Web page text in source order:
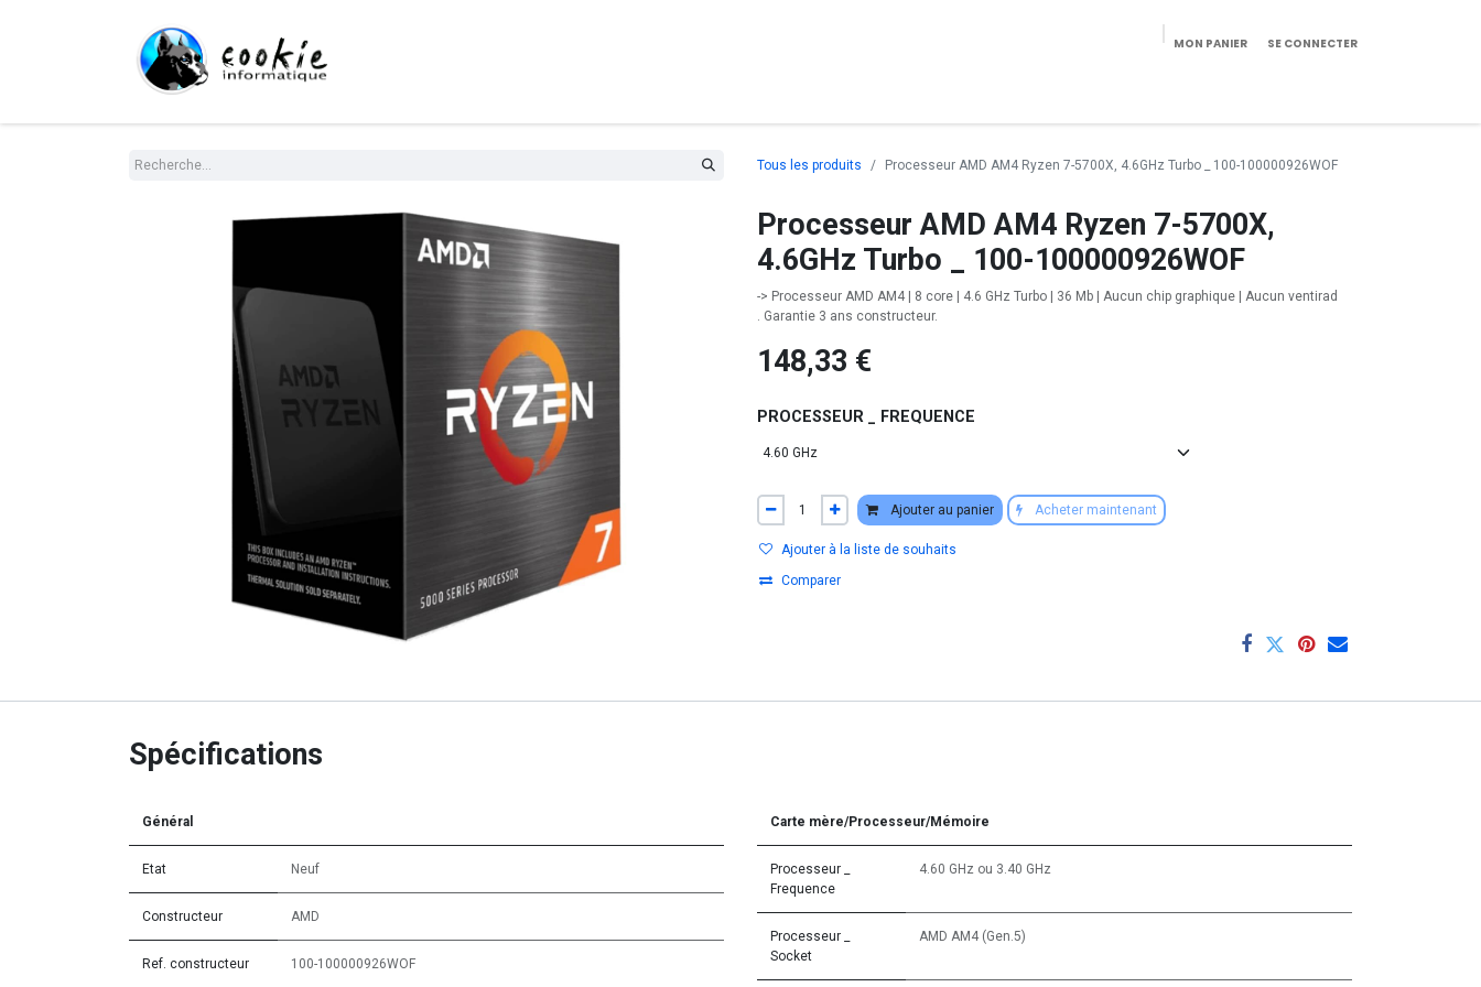
MON PANIER SE CONNECTER
Tous les produits Processeur AMD AM4 Ryzen 7-5700X, 4.6GHz Turbo _ 100-100000926WOF
Processeur AMD AM4 Ryzen 7-5700X,
4.6GHz Turbo _ 100-100000926WOF
-> Processeur AMD AM4 | 8 core | 4.6 GHz Turbo | 36 Mb | Aucun chip graphique | Aucun ventirad
. Garantie 3 ans constructeur.
148,33 €
PROCESSEUR _ FREQUENCE
Ajouter au panier Acheter maintenant
Ajouter à la liste de souhaits
Comparer
Spécifications
Général
Etat Neuf
Constructeur AMD
Ref. constructeur 100-100000926WOF
Carte mère/Processeur/Mémoire
Processeur _
Frequence
4.60 GHz ou 3.40 GHz
Processeur _
Socket
AMD AM4 (Gen.5)